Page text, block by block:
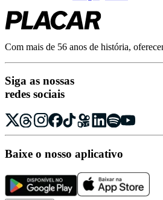
Com mais de 56 anos de história,
Siga as nossas
redes sociais
Baixe o nosso aplicativo